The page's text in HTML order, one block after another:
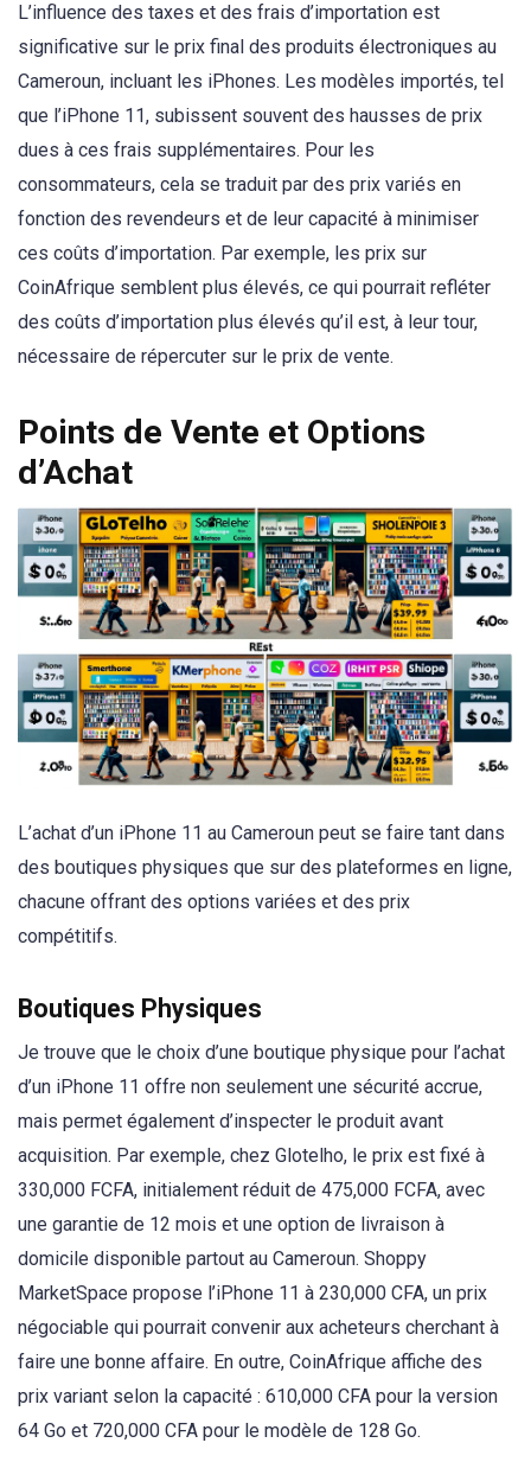
L’influence des taxes et des frais d’importation est
significative sur le prix final des produits électroniques au
Cameroun, incluant les iPhones. Les modèles importés, tel
que l’iPhone 11, subissent souvent des hausses de prix
dues à ces frais supplémentaires. Pour les
consommateurs, cela se traduit par des prix variés en
fonction des revendeurs et de leur capacité à minimiser
ces coûts d’importation. Par exemple, les prix sur
CoinAfrique semblent plus élevés, ce qui pourrait refléter
des coûts d’importation plus élevés qu’il est, à leur tour,
nécessaire de répercuter sur le prix de vente.
Points de Vente et Options
d’Achat
L’achat d’un iPhone 11 au Cameroun peut se faire tant dans
des boutiques physiques que sur des plateformes en ligne,
chacune offrant des options variées et des prix
compétitifs.
Boutiques Physiques
Je trouve que le choix d’une boutique physique pour l’achat
d’un iPhone 11 offre non seulement une sécurité accrue,
mais permet également d’inspecter le produit avant
acquisition. Par exemple, chez Glotelho, le prix est fixé à
330,000 FCFA, initialement réduit de 475,000 FCFA, avec
une garantie de 12 mois et une option de livraison à
domicile disponible partout au Cameroun. Shoppy
MarketSpace propose l’iPhone 11 à 230,000 CFA, un prix
négociable qui pourrait convenir aux acheteurs cherchant à
faire une bonne affaire. En outre, CoinAfrique affiche des
prix variant selon la capacité : 610,000 CFA pour la version
64 Go et 720,000 CFA pour le modèle de 128 Go.